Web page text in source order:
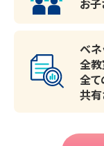
ベネ
全教
全
共